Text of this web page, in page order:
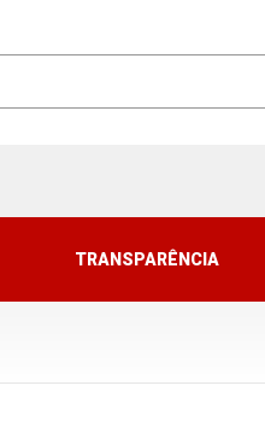
TRANSPARÊNCIA